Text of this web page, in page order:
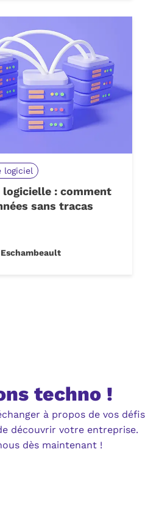
logiciel
: comment
sans tracas
techno !
à propos de vos défis
découvrir votre entreprise.
dès maintenant !